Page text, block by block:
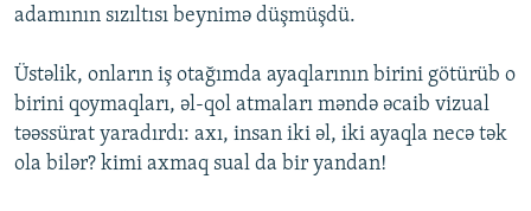
adamının sızıltısı beynimə düşmüşdü.
Üstəlik, onların iş otağımda ayaqlarının birini götürüb o
birini qoymaqları, əl-qol atmaları məndə əcaib vizual
təəssürat yaradırdı: axı, insan iki əl, iki ayaqla necə tək
ola bilər? kimi axmaq sual da bir yandan!